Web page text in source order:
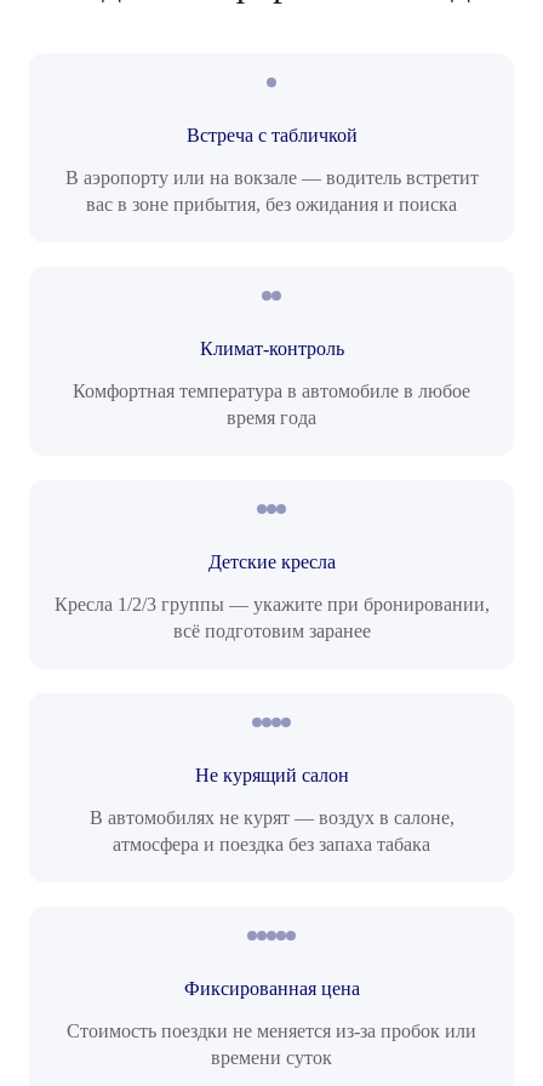
Встреча с табличкой
В аэропорту или на вокзале — водитель встретит
вас в зоне прибытия, без ожидания и поиска
Климат-контроль
Комфортная температура в автомобиле в любое
время года
Детские кресла
Кресла 1/2/3 группы — укажите при бронировании,
всё подготовим заранее
Не курящий салон
В автомобилях не курят — воздух в салоне,
атмосфера и поездка без запаха табака
Фиксированная цена
Стоимость поездки не меняется из-за пробок или
времени суток